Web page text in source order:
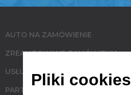
AUTO NA ZAMÓWIENIE
ZREALIZOWANE ZAMÓWIENIA
USŁUGI
PARTNERZY
Pliki cookies